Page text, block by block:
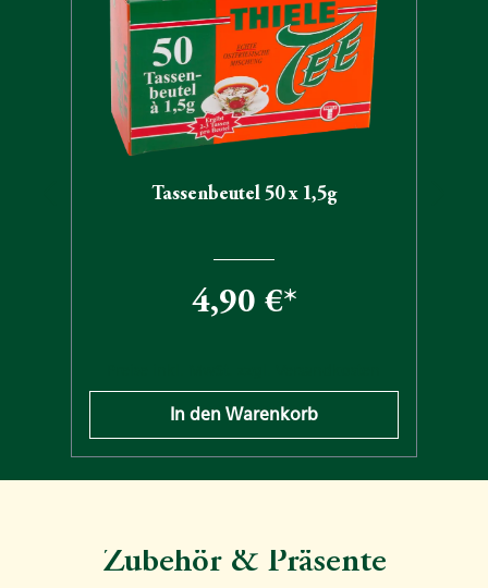
Tassenbeutel 50 x 1,5g
4,90 €*
In den Warenkorb
Zubehör & Präsente